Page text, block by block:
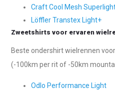
Craft Cool Mesh
Löffler Transtex Light+
Zweetshirts voor ervaren
Beste ondershirt wielrennen
(-100km per rit of -50km
Odlo Performance Light